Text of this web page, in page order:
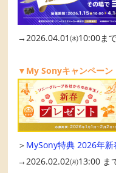
→2026.04.01㈬10:00ま
▼My Sonyキャンペーン
＞ MySony特典 2026年
→2026.02.02㈪13:00 ま